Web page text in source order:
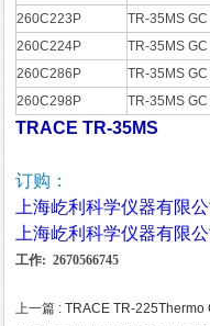
260C223P
TR-35MS
260C224P
TR-35MS
260C286P
TR-35MS
260C298P
TR-35MS
TRACE TR-35MS
订购：
上海屹利科学仪器有限
上海屹利科学仪器有限
工作: 2670566745
上一篇 : TRACE TR-225Thermo